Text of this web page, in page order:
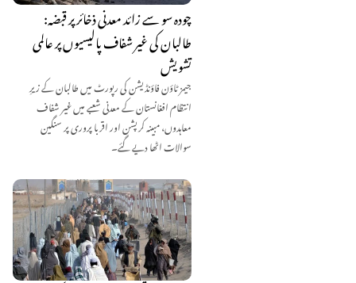
چودہ سو سے زائد معدنی ذخائر پر قبضہ:
طالبان کی غیر شفاف پالیسیوں پر عالمی
تشویش
جیمز ٹاؤن فاؤنڈیشن کی رپورٹ میں طالبان کے زیرِ
انتظام افغانستان کے معدنی شعبے میں غیر شفاف
معاہدوں، مبینہ کرپشن اور اقربا پروری پر سنگین
سوالات اٹھا دیے گئے۔